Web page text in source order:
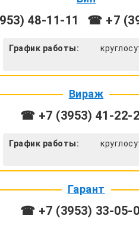
48-11-11 ☎ +7
График работы:
Вираж
☎ +7 (3953) 41-22-
График работы:
Гарант
☎ +7 (3953) 33-05-